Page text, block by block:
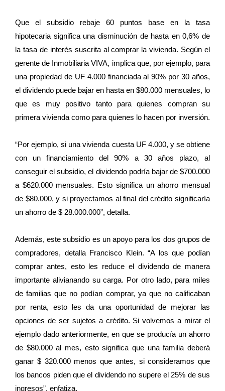
Que el subsidio rebaje 60 puntos base en la tasa
hipotecaria significa una disminución de hasta en 0,6% de
la tasa de interés suscrita al comprar la vivienda. Según el
gerente de Inmobiliaria VIVA, implica que, por ejemplo, para
una propiedad de UF 4.000 financiada al 90% por 30 años,
el dividendo puede bajar en hasta en $80.000 mensuales, lo
que es muy positivo tanto para quienes compran su
primera vivienda como para quienes lo hacen por inversión.
“Por ejemplo, si una vivienda cuesta UF 4.000, y se obtiene
con un financiamiento del 90% a 30 años plazo, al
conseguir el subsidio, el dividendo podría bajar de $700.000
a $620.000 mensuales. Esto significa un ahorro mensual
de $80.000, y si proyectamos al final del crédito significaría
un ahorro de $ 28.000.000”, detalla.
Además, este subsidio es un apoyo para los dos grupos de
compradores, detalla Francisco Klein. “A los que podían
comprar antes, esto les reduce el dividendo de manera
importante alivianando su carga. Por otro lado, para miles
de familias que no podían comprar, ya que no calificaban
por renta, esto les da una oportunidad de mejorar las
opciones de ser sujetos a crédito. Si volvemos a mirar el
ejemplo dado anteriormente, en que se producía un ahorro
de $80.000 al mes, esto significa que una familia deberá
ganar $ 320.000 menos que antes, si consideramos que
los bancos piden que el dividendo no supere el 25% de sus
ingresos”, enfatiza.